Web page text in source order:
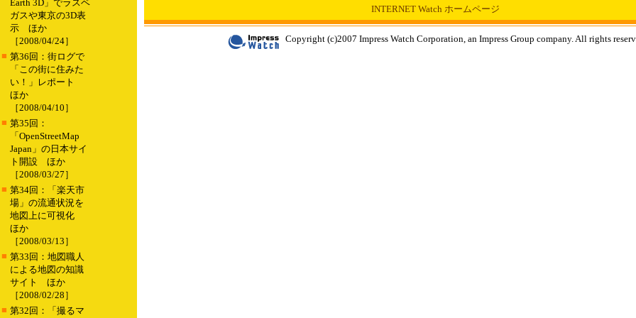
Earth 3D」でラスベ
ガスや東京の3D表
示 ほか
［2008/04/24］
■ 第36回：街ログで
「この街に住みた
い！」レポート
ほか
［2008/04/10］
■ 第35回：
「OpenStreetMap
Japan」の日本サイ
ト開設 ほか
［2008/03/27］
■ 第34回：「楽天市
場」の流通状況を
地図上に可視化
ほか
［2008/03/13］
■ 第33回：地図職人
による地図の知識
サイト ほか
［2008/02/28］
■ 第32回：「撮るマ
INTERNET Watch ホームページ
Copyright (c)2007 Impress Watch Corporation, an Impress Group company. All rights